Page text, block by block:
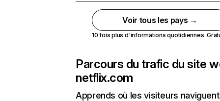
Voir tous les pays →
10 fois plus d'informations quotidiennes.
Parcours du trafic du site
netflix.com
Apprends où les visiteurs naviguent